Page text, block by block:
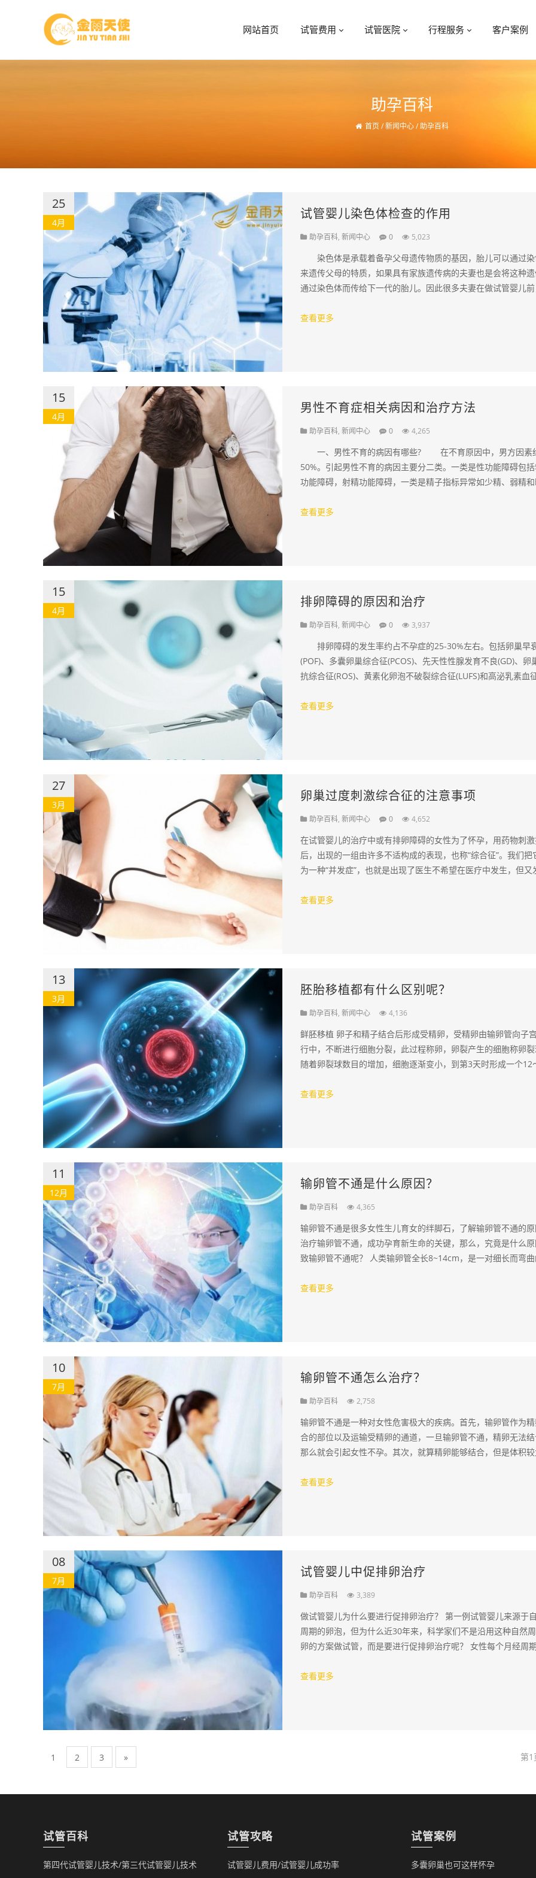
网站首页 试管费用 试管医院 行程服务 客户案例
助孕百科
首页/新闻中心/助孕百科
25
4月
试管婴儿染色体检查的作用
助孕百科, 新闻中心 0 5,023
染色体是承载着备孕父母遗传物质的基因，胎儿可以通过
来遗传父母的特质，如果具有家族遗传病的夫妻也是会将这种
通过染色体而传给下一代的胎儿。因此很多夫妻在做试管婴儿
查看更多
15
4月
男性不育症相关病因和治疗方法
助孕百科, 新闻中心 0 4,265
一、男性不育的病因有哪些? 在不育原因中，男方因素
50%。引起男性不育的病因主要分二类。一类是性功能障碍包
功能障碍，射精功能障碍，一类是精子指标异常如少精、弱精
查看更多
15
4月
排卵障碍的原因和治疗
助孕百科, 新闻中心 0 3,937
排卵障碍的发生率约占不孕症的25-30%左右。包括卵巢早
(POF)、多囊卵巢综合征(PCOS)、先天性性腺发育不良(GD)、卵
抗综合征(ROS)、黄素化卵泡不破裂综合征(LUFS)和高泌乳素血
查看更多
27
3月
卵巢过度刺激综合征的注意事项
助孕百科, 新闻中心 0 4,652
在试管婴儿的治疗中或有排卵障碍的女性为了怀孕，用药物刺
后，出现的一组由许多不适构成的表现，也称“综合征”。我们把
为一种“并发症”，也就是出现了医生不希望在医疗中发生，但又
查看更多
13
3月
胚胎移植都有什么区别呢？
助孕百科, 新闻中心 4,136
鲜胚移植 卵子和精子结合后形成受精卵，受精卵由输卵管向子
行中，不断进行细胞分裂，此过程称卵，卵裂产生的细胞称卵裂
随着卵裂球数目的增加，细胞逐渐变小，到第3天时形成一个12
查看更多
11
12月
输卵管不通是什么原因？
助孕百科 4,365
输卵管不通是很多女性生儿育女的绊脚石，了解输卵管不通的
治疗输卵管不通，成功孕育新生命的关键，那么，究竟是什么
致输卵管不通呢？ 人类输卵管全长8~14cm，是一对细长而弯
查看更多
10
7月
输卵管不通怎么治疗？
助孕百科 2,758
输卵管不通是一种对女性危害极大的疾病。首先，输卵管作为
合的部位以及运输受精卵的通道，一旦输卵管不通，精卵无法结
那么就会引起女性不孕。其次，就算精卵能够结合，但是体积
查看更多
08
7月
试管婴儿中促排卵治疗
助孕百科 3,389
做试管婴儿为什么要进行促排卵治疗？ 第一例试管婴儿来源于
周期的卵泡，但为什么近30年来，科学家们不是沿用这种自然
卵的方案做试管，而是要进行促排卵治疗呢？ 女性每个月经周
查看更多
第
1 2 3 »
试管百科
第四代试管婴儿技术/第三代试管婴儿技术
试管攻略
试管婴儿费用/试管婴儿成功率
试管案例
多囊卵巢也可这样怀孕